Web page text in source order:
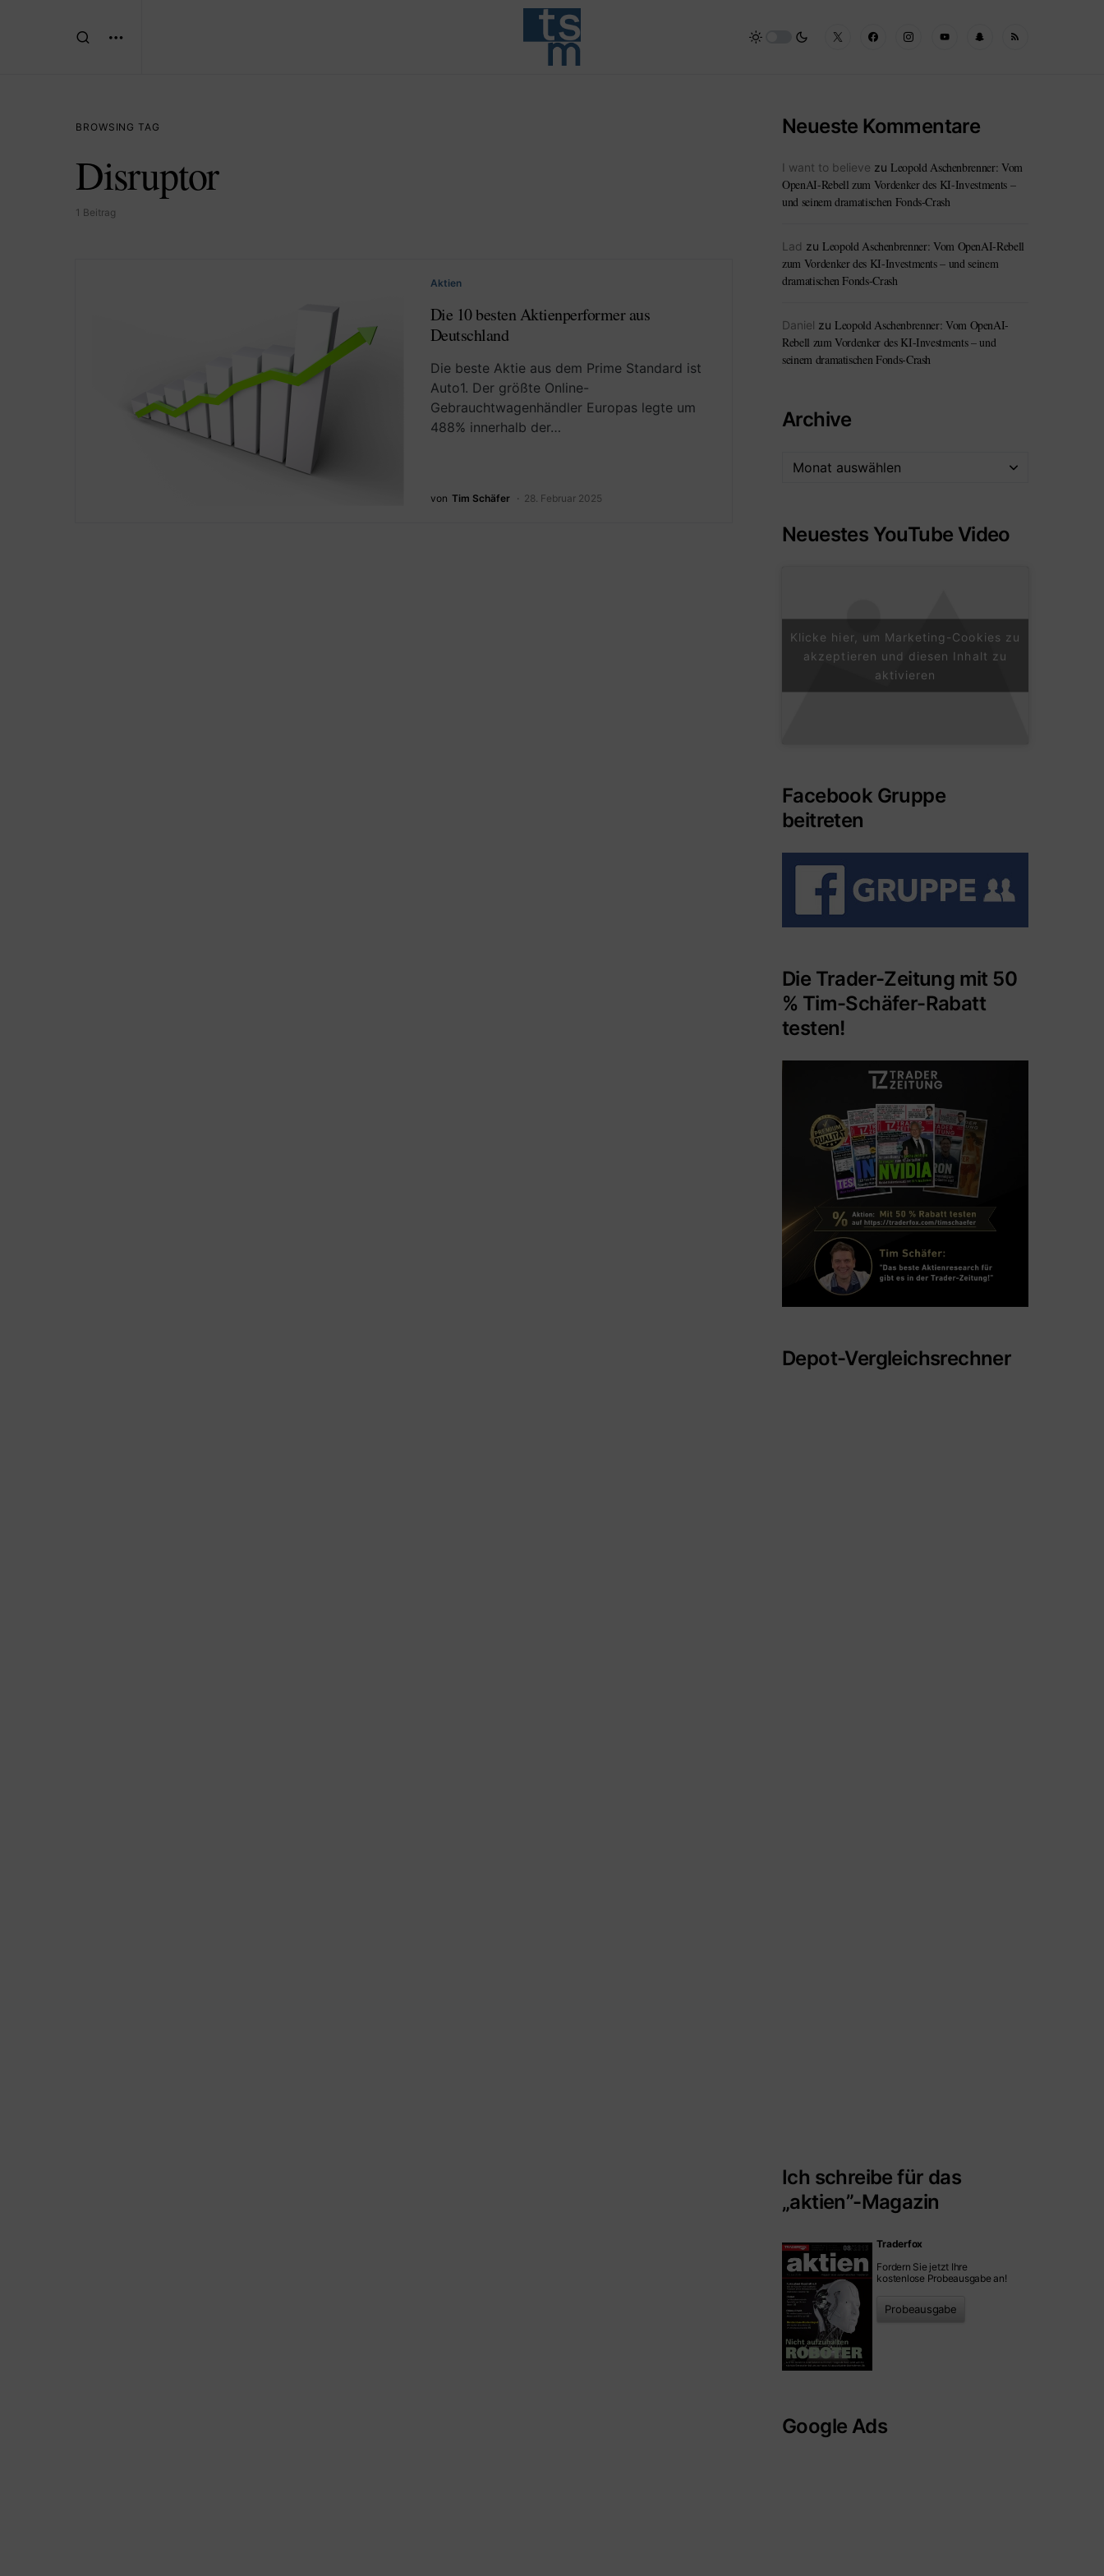
BROWSING TAG
Disruptor
1 Beitrag
Aktien
Die 10 besten Aktienperformer aus
Deutschland
Die beste Aktie aus dem Prime Standard ist
Auto1. Der größte Online-
Gebrauchtwagenhändler Europas legte um
488% innerhalb der…
von Tim Schäfer 28. Februar 2025
Neueste Kommentare
I want to believe zu Leopold Aschenbrenner: Vom
OpenAI-Rebell zum Vordenker des KI-Investments –
und seinem dramatischen Fonds-Crash
Lad zu Leopold Aschenbrenner: Vom OpenAI-Rebell
zum Vordenker des KI-Investments – und seinem
dramatischen Fonds-Crash
Daniel zu Leopold Aschenbrenner: Vom OpenAI-
Rebell zum Vordenker des KI-Investments – und
seinem dramatischen Fonds-Crash
Archive
Neuestes YouTube Video
Klicke hier, um Marketing-Cookies zu
akzeptieren und diesen Inhalt zu
aktivieren
Facebook Gruppe
beitreten
Die Trader-Zeitung mit 50
% Tim-Schäfer-Rabatt
testen!
Depot-Vergleichsrechner
Ich schreibe für das
„aktien”-Magazin
Traderfox
Fordern Sie jetzt Ihre
kostenlose Probeausgabe an!
Probeausgabe
Google Ads